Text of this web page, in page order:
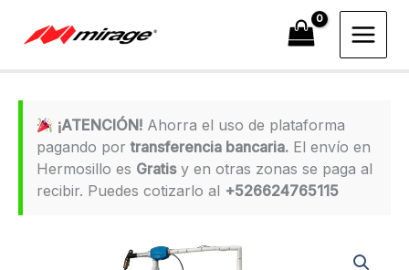
¡ATENCIÓN! Ahorra el uso de plataforma
pagando portransferencia bancaria. El envío en
Hermosillo es Gratisy en otras zonas se paga al
recibir. Puedes cotizarlo al +526624765115